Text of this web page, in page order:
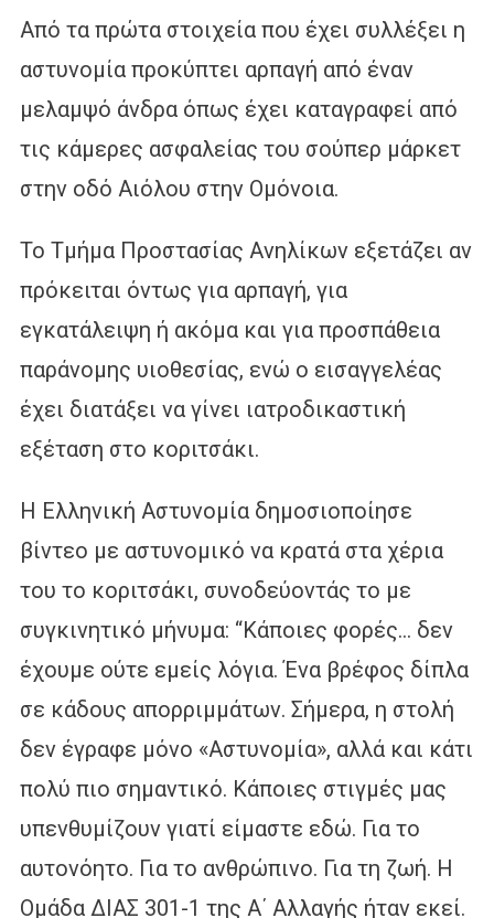
Από τα πρώτα στοιχεία που έχει συλλέξει η
αστυνομία προκύπτει αρπαγή από έναν
μελαμψό άνδρα όπως έχει καταγραφεί από
τις κάμερες ασφαλείας του σούπερ μάρκετ
στην οδό Αιόλου στην Ομόνοια.
Το Τμήμα Προστασίας Ανηλίκων εξετάζει αν
πρόκειται όντως για αρπαγή, για
εγκατάλειψη ή ακόμα και για προσπάθεια
παράνομης υιοθεσίας, ενώ ο εισαγγελέας
έχει διατάξει να γίνει ιατροδικαστική
εξέταση στο κοριτσάκι.
Η Ελληνική Αστυνομία δημοσιοποίησε
βίντεο με αστυνομικό να κρατά στα χέρια
του το κοριτσάκι, συνοδεύοντάς το με
συγκινητικό μήνυμα: “Κάποιες φορές… δεν
έχουμε ούτε εμείς λόγια. Ένα βρέφος δίπλα
σε κάδους απορριμμάτων. Σήμερα, η στολή
δεν έγραφε μόνο «Αστυνομία», αλλά και κάτι
πολύ πιο σημαντικό. Κάποιες στιγμές μας
υπενθυμίζουν γιατί είμαστε εδώ. Για το
αυτονόητο. Για το ανθρώπινο. Για τη ζωή. Η
Ομάδα ΔΙΑΣ 301-1 της Α΄ Αλλαγής ήταν εκεί.